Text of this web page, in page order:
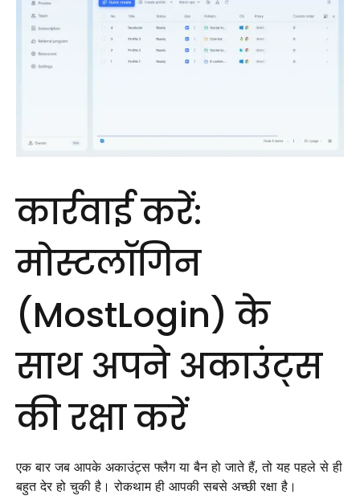
कार्रवाई करें:
मोस्टलॉगिन
(MostLogin) के
साथ अपने अकाउंट्स
की रक्षा करें
एक बार जब आपके अकाउंट्स फ्लैग या बैन हो जाते हैं, तो यह पहले से ही
बहुत देर हो चुकी है। रोकथाम ही आपकी सबसे अच्छी रक्षा है।